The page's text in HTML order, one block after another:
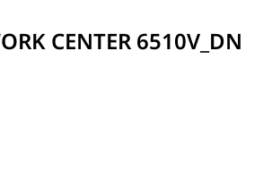
CENTER 6510V_DN